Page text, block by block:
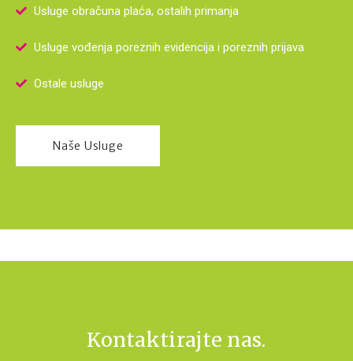
Usluge obračuna plaća, ostalih primanja
Usluge vođenja poreznih evidencija i poreznih prijava
Ostale usluge
Naše Usluge
Kontaktirajte nas.